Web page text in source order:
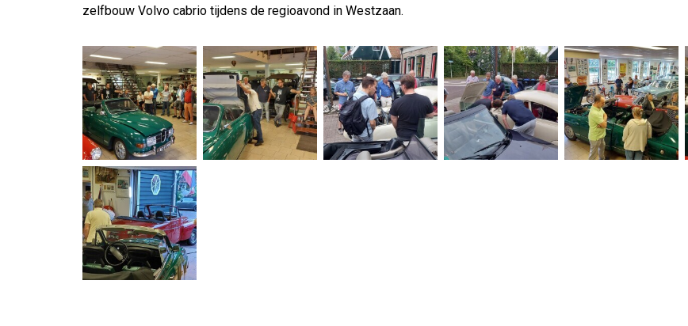
zelfbouw Volvo cabrio tijdens de regioavond in Westzaan.